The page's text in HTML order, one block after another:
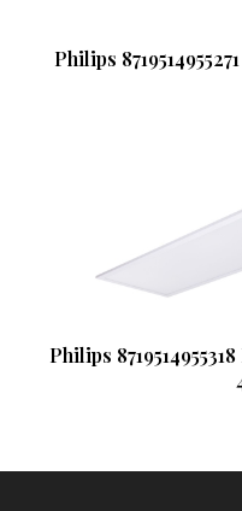
Philips
Philips